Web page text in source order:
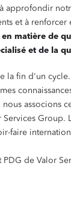
approfondir
et à renforcer
en matière de
et de la
la fin d'un
associons
Group.
faire
PDG de Valor